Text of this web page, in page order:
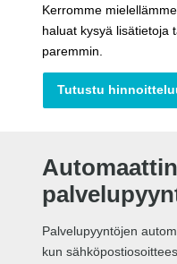
Kerromme
haluat kysyä lisätietoja
paremmin.
Tutustu
Palvelupyyntöjen
kun